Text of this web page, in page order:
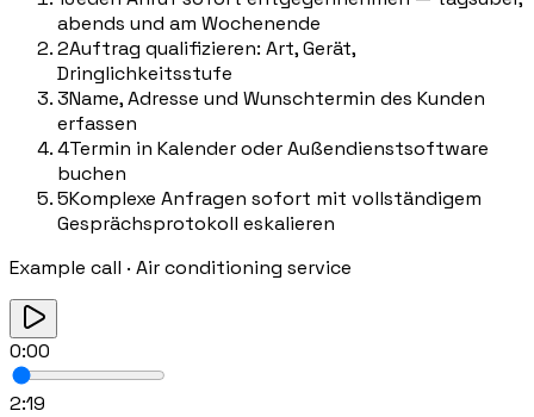
abends und am Wochenende
2Auftrag qualifizieren: Art, Gerät,
Dringlichkeitsstufe
3Name, Adresse und Wunschtermin des Kunden
erfassen
4Termin in Kalender oder Außendienstsoftware
buchen
5Komplexe Anfragen sofort mit vollständigem
Gesprächsprotokoll eskalieren
Example call · Air conditioning service
0:00
2:19